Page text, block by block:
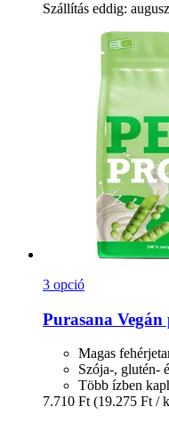
Szállítás eddig:
3 opció
Purasana
Magas
Szója-, glutén-
Több ízben
7.710 Ft (19.275 Ft /